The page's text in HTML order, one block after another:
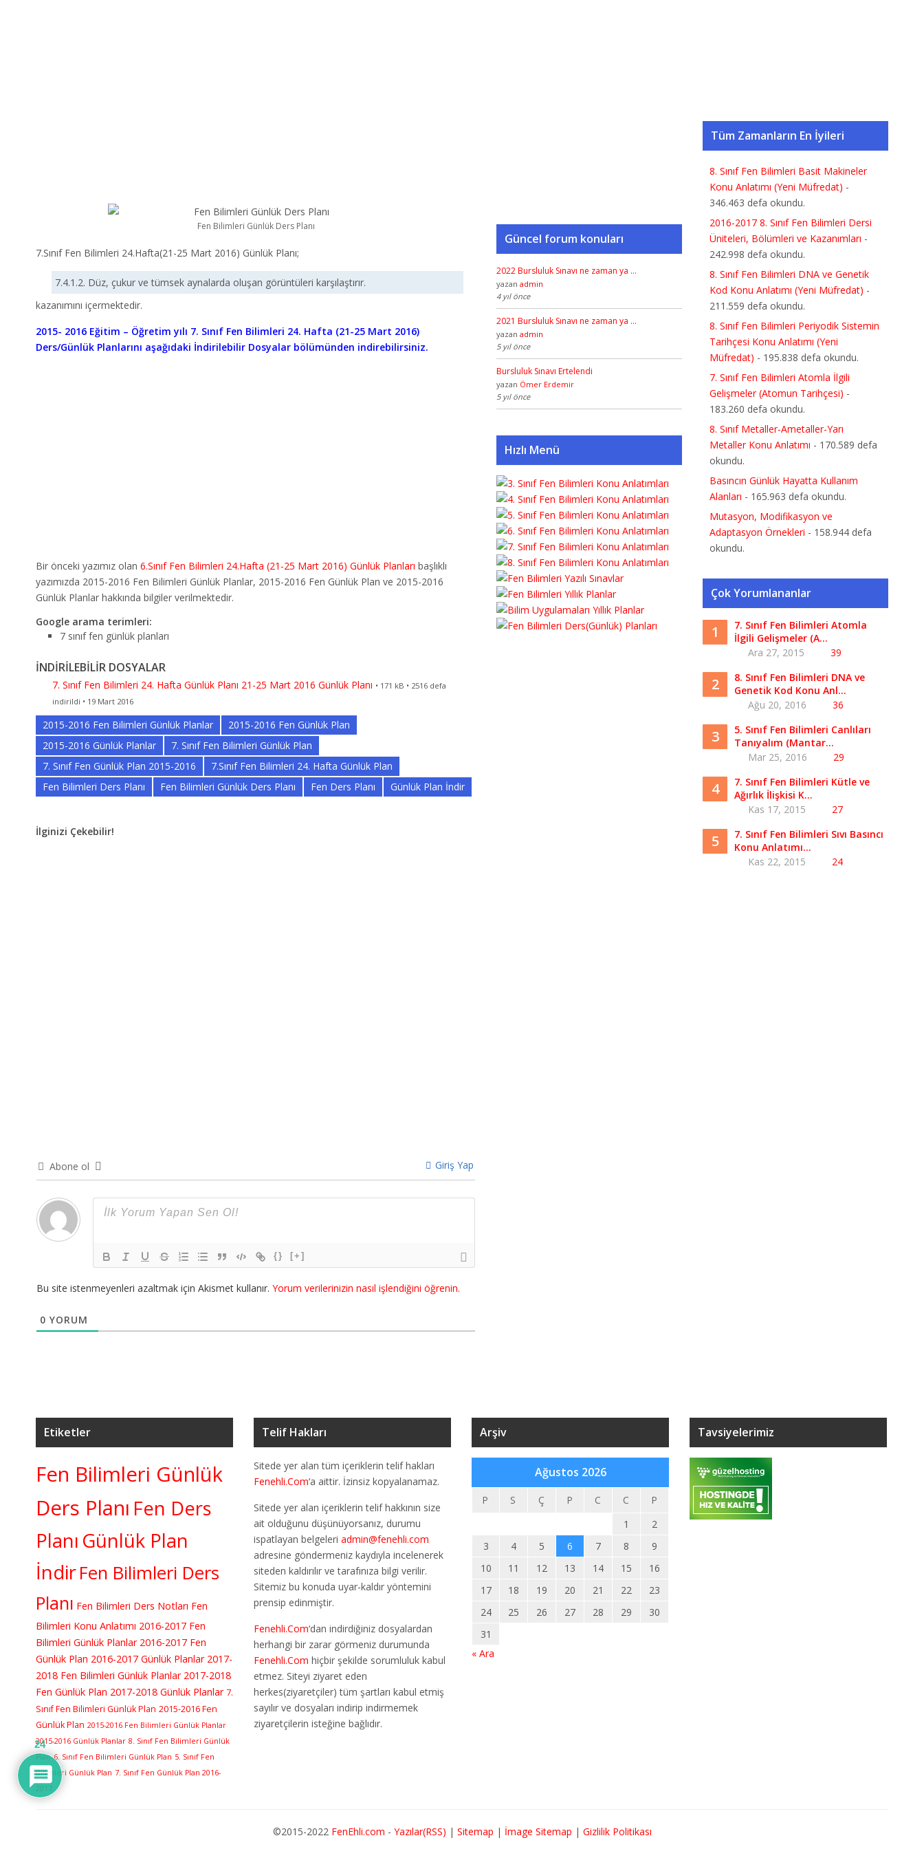
Fen Bilimleri Günlük Ders Planı
7.Sınıf Fen Bilimleri 24.Hafta(21-25 Mart 2016) Günlük Planı;
7.4.1.2. Düz, çukur ve tümsek aynalarda oluşan görüntüleri karşılaştırır.
kazanımını içermektedir.
2015- 2016 Eğitim – Öğretim yılı 7. Sınıf Fen Bilimleri 24. Hafta (21-25 Mart 2016)
Ders/Günlük Planlarını aşağıdaki İndirilebilir Dosyalar bölümünden indirebilirsiniz.
Bir önceki yazımız olan 6.Sınıf Fen Bilimleri 24.Hafta (21-25 Mart 2016) Günlük Planları başlıklı
yazımızda 2015-2016 Fen Bilimleri Günlük Planlar, 2015-2016 Fen Günlük Plan ve 2015-2016
Günlük Planlar hakkında bilgiler verilmektedir.
Google arama terimleri:
7 sınıf fen günlük planları
İNDİRİLEBİLİR DOSYALAR
7. Sınıf Fen Bilimleri 24. Hafta Günlük Planı 21-25 Mart 2016 Günlük Planı • 171 kB • 2516 defa
indirildi • 19 Mart 2016
2015-2016 Fen Bilimleri Günlük Planlar
2015-2016 Fen Günlük Plan
2015-2016 Günlük Planlar
7. Sınıf Fen Bilimleri Günlük Plan
7. Sınıf Fen Günlük Plan 2015-2016
7.Sınıf Fen Bilimleri 24. Hafta Günlük Plan
Fen Bilimleri Ders Planı
Fen Bilimleri Günlük Ders Planı Fen Ders Planı Günlük Plan İndir
İlginizi Çekebilir!
Abone ol Giriş Yap
{} [+]
Bu site istenmeyenleri azaltmak için Akismet kullanır. Yorum verilerinizin nasıl işlendiğini öğrenin.
0 YORUM
Güncel forum konuları
2022 Bursluluk Sınavı ne zaman ya …
yazan admin
4 yıl önce
2021 Bursluluk Sınavı ne zaman ya …
yazan admin
5 yıl önce
Bursluluk Sınavı Ertelendi
yazan Ömer Erdemir
5 yıl önce
Hızlı Menü
Tüm Zamanların En İyileri
8. Sınıf Fen Bilimleri Basit Makineler
Konu Anlatımı (Yeni Müfredat) -
346.463 defa okundu.
2016-2017 8. Sınıf Fen Bilimleri Dersi
Üniteleri, Bölümleri ve Kazanımları -
242.998 defa okundu.
8. Sınıf Fen Bilimleri DNA ve Genetik
Kod Konu Anlatımı (Yeni Müfredat) -
211.559 defa okundu.
8. Sınıf Fen Bilimleri Periyodik Sistemin
Tarihçesi Konu Anlatımı (Yeni
Müfredat) - 195.838 defa okundu.
7. Sınıf Fen Bilimleri Atomla İlgili
Gelişmeler (Atomun Tarihçesi) -
183.260 defa okundu.
8. Sınıf Metaller-Ametaller-Yarı
Metaller Konu Anlatımı - 170.589 defa
okundu.
Basıncın Günlük Hayatta Kullanım
Alanları - 165.963 defa okundu.
Mutasyon, Modifikasyon ve
Adaptasyon Örnekleri - 158.944 defa
okundu.
Çok Yorumlananlar
1
7. Sınıf Fen Bilimleri Atomla
İlgili Gelişmeler (A...
Ara 27, 2015
39
2
8. Sınıf Fen Bilimleri DNA ve
Genetik Kod Konu Anl...
Ağu 20, 2016
36
3
5. Sınıf Fen Bilimleri Canlıları
Tanıyalım (Mantar...
Mar 25, 2016
29
4
7. Sınıf Fen Bilimleri Kütle ve
Ağırlık İlişkisi K...
Kas 17, 2015
27
5
7. Sınıf Fen Bilimleri Sıvı Basıncı
Konu Anlatımı...
Kas 22, 2015
24
Etiketler
Fen Bilimleri Günlük
Ders Planı Fen Ders
Planı Günlük Plan
İndirFen Bilimleri Ders
Planı Fen Bilimleri Ders Notları Fen
Bilimleri Konu Anlatımı 2016-2017 Fen
Bilimleri Günlük Planlar 2016-2017 Fen
Günlük Plan 2016-2017 Günlük Planlar 2017-
2018 Fen Bilimleri Günlük Planlar 2017-2018
Fen Günlük Plan 2017-2018 Günlük Planlar 7.
Sınıf Fen Bilimleri Günlük Plan 2015-2016 Fen
Günlük Plan 2015-2016 Fen Bilimleri Günlük Planlar
2015-2016 Günlük Planlar 8. Sınıf Fen Bilimleri Günlük
Plan 6. Sınıf Fen Bilimleri Günlük Plan 5. Sınıf Fen
Bilimleri Günlük Plan 7. Sınıf Fen Günlük Plan 2016-
2017
Telif Hakları
Sitede yer alan tüm içeriklerin telif hakları
Fenehli.Com‘a aittir. İzinsiz kopyalanamaz.
Sitede yer alan içeriklerin telif hakkının size
ait olduğunu düşünüyorsanız, durumu
ispatlayan belgeleri admin@fenehli.com
adresine göndermeniz kaydıyla incelenerek
siteden kaldırılır ve tarafınıza bilgi verilir.
Sitemiz bu konuda uyar-kaldır yöntemini
prensip edinmiştir.
Fenehli.Com‘dan indirdiğiniz dosyalardan
herhangi bir zarar görmeniz durumunda
Fenehli.Com hiçbir şekilde sorumluluk kabul
etmez. Siteyi ziyaret eden
herkes(ziyaretçiler) tüm şartları kabul etmiş
sayılır ve dosyaları indirip indirmemek
ziyaretçilerin isteğine bağlıdır.
Arşiv
Ağustos 2026
P S Ç P C C
P
1
2
3
4 5 6 7 8
9
10
11 12 13 14 15
16
17
18 19 20 21 22
23
24
25 26 27 28 29
30
31
« Ara
Tavsiyelerimiz
©2015-2022 FenEhli.com - Yazılar(RSS) | Sitemap | İmage Sitemap | Gizlilik Politikası
24